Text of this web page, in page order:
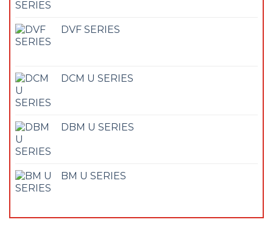
DVF SERIES
DCM U SERIES
DBM U SERIES
BM U SERIES